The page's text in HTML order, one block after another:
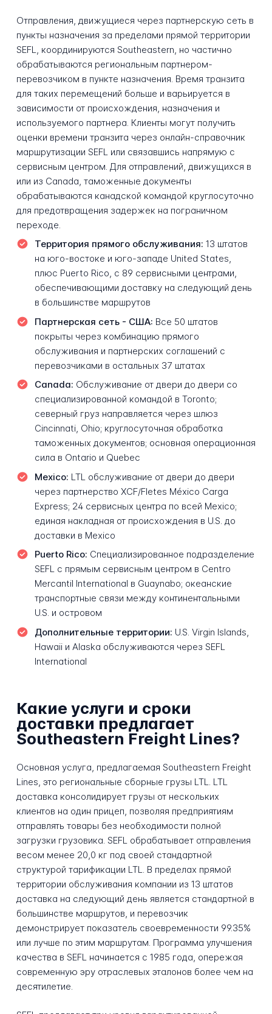
Отправления, движущиеся через партнерскую сеть в
пункты назначения за пределами прямой территории
SEFL, координируются Southeastern, но частично
обрабатываются региональным партнером-
перевозчиком в пункте назначения. Время транзита
для таких перемещений больше и варьируется в
зависимости от происхождения, назначения и
используемого партнера. Клиенты могут получить
оценки времени транзита через онлайн-справочник
маршрутизации SEFL или связавшись напрямую с
сервисным центром. Для отправлений, движущихся в
или из Canada, таможенные документы
обрабатываются канадской командой круглосуточно
для предотвращения задержек на пограничном
переходе.
Территория прямого обслуживания: 13 штатов
на юго-востоке и юго-западе United States,
плюс Puerto Rico, с 89 сервисными центрами,
обеспечивающими доставку на следующий день
в большинстве маршрутов
Партнерская сеть - США: Все 50 штатов
покрыты через комбинацию прямого
обслуживания и партнерских соглашений с
перевозчиками в остальных 37 штатах
Canada: Обслуживание от двери до двери со
специализированной командой в Toronto;
северный груз направляется через шлюз
Cincinnati, Ohio; круглосуточная обработка
таможенных документов; основная операционная
сила в Ontario и Quebec
Mexico: LTL обслуживание от двери до двери
через партнерство XCF/Fletes México Carga
Express; 24 сервисных центра по всей Mexico;
единая накладная от происхождения в U.S. до
доставки в Mexico
Puerto Rico: Специализированное подразделение
SEFL с прямым сервисным центром в Centro
Mercantil International в Guaynabo; океанские
транспортные связи между континентальными
U.S. и островом
Дополнительные территории: U.S. Virgin Islands,
Hawaii и Alaska обслуживаются через SEFL
International
Какие услуги и сроки
доставки предлагает
Southeastern Freight Lines?
Основная услуга, предлагаемая Southeastern Freight
Lines, это региональные сборные грузы LTL. LTL
доставка консолидирует грузы от нескольких
клиентов на один прицеп, позволяя предприятиям
отправлять товары без необходимости полной
загрузки грузовика. SEFL обрабатывает отправления
весом менее 20,0 кг под своей стандартной
структурой тарификации LTL. В пределах прямой
территории обслуживания компании из 13 штатов
доставка на следующий день является стандартной в
большинстве маршрутов, и перевозчик
демонстрирует показатель своевременности 99.35%
или лучше по этим маршрутам. Программа улучшения
качества в SEFL начинается с 1985 года, опережая
современную эру отраслевых эталонов более чем на
десятилетие.